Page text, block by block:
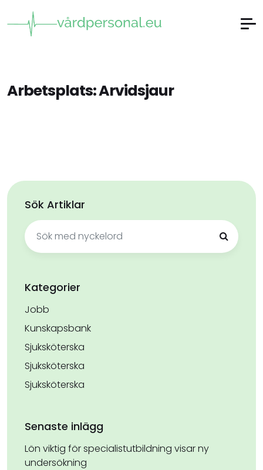
Arbetsplats:Arvidsjaur
Sök Artiklar
Sök
efter:
Kategorier
Jobb
Kunskapsbank
Sjuksköterska
Sjuksköterska
Sjuksköterska
Senaste inlägg
Lön viktig för specialistutbildning visar ny
undersökning